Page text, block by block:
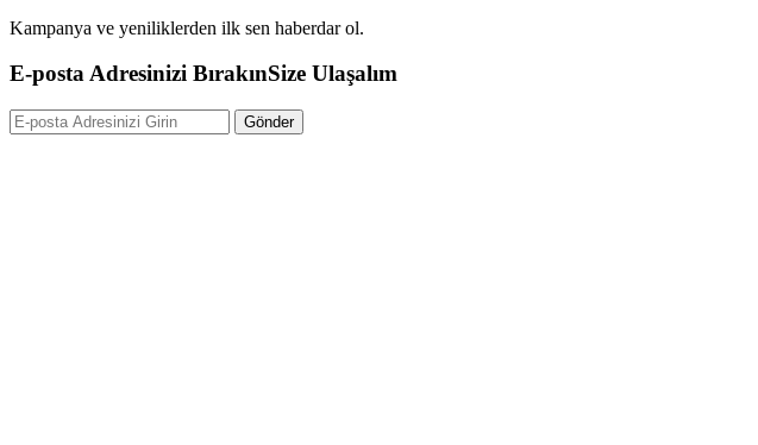
Kampanya ve yeniliklerden ilk sen haberdar ol.
E-posta Adresinizi BırakınSize Ulaşalım